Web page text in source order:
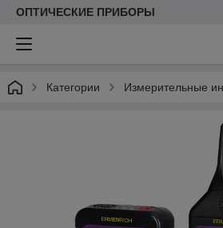
ОПТИЧЕСКИЕ ПРИБОРЫ
Категории Измерительные